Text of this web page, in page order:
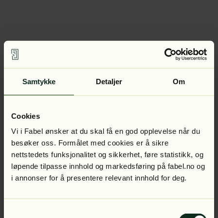
Samtykke Detaljer Om
Cookies
Vi i Fabel ønsker at du skal få en god opplevelse når du
besøker oss. Formålet med cookies er å sikre
nettstedets funksjonalitet og sikkerhet, føre statistikk, og
løpende tilpasse innhold og markedsføring på fabel.no og
i annonser for å presentere relevant innhold for deg.